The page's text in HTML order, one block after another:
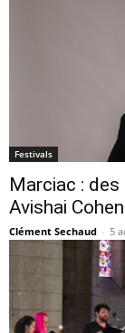
Festivals
Marciac :
Avishai
Clément Sechaud - 5